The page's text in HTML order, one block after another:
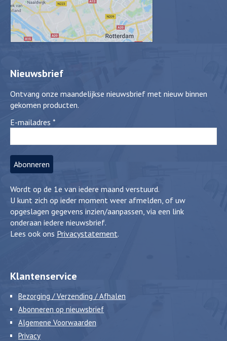
Nieuwsbrief
Ontvang onze maandelijkse nieuwsbrief met nieuw binnen
gekomen producten.
E-mailadres *
Wordt op de 1e van iedere maand verstuurd.
U kunt zich op ieder moment weer afmelden, of uw
opgeslagen gegevens inzien/aanpassen, via een link
onderaan iedere nieuwsbrief.
Lees ook ons Privacystatement.
Klantenservice
Bezorging / Verzending / Afhalen
Abonneren op nieuwsbrief
Algemene Voorwaarden
Privacy